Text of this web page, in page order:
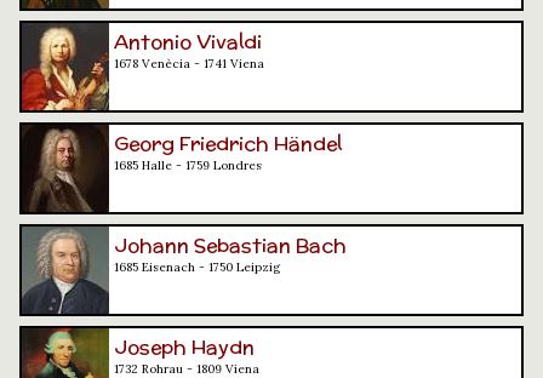
Antonio Vivaldi
1678 Venècia - 1741 Viena
Georg Friedrich Händel
1685 Halle - 1759 Londres
Johann Sebastian Bach
1685 Eisenach - 1750 Leipzig
Joseph Haydn
1732 Rohrau - 1809 Viena